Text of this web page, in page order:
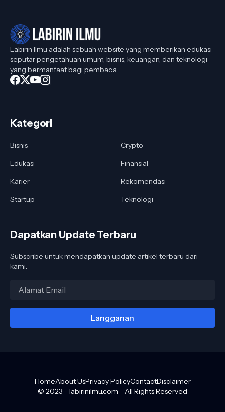
Labirin Ilmu adalah sebuah website yang memberikan edukasi
seputar pengetahuan umum, bisnis, keuangan, dan teknologi
yang bermanfaat bagi pembaca.
Kategori
Bisnis
Crypto
Edukasi
Finansial
Karier
Rekomendasi
Startup
Teknologi
Dapatkan Update Terbaru
Subscribe untuk mendapatkan update artikel terbaru dari
kami.
© 2023 - labirinilmu.com - All Rights Reserved
HomeAbout UsPrivacy PolicyContactDisclaimer